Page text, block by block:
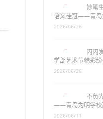
妙笔
语文
闪闪
学部
不负
——青